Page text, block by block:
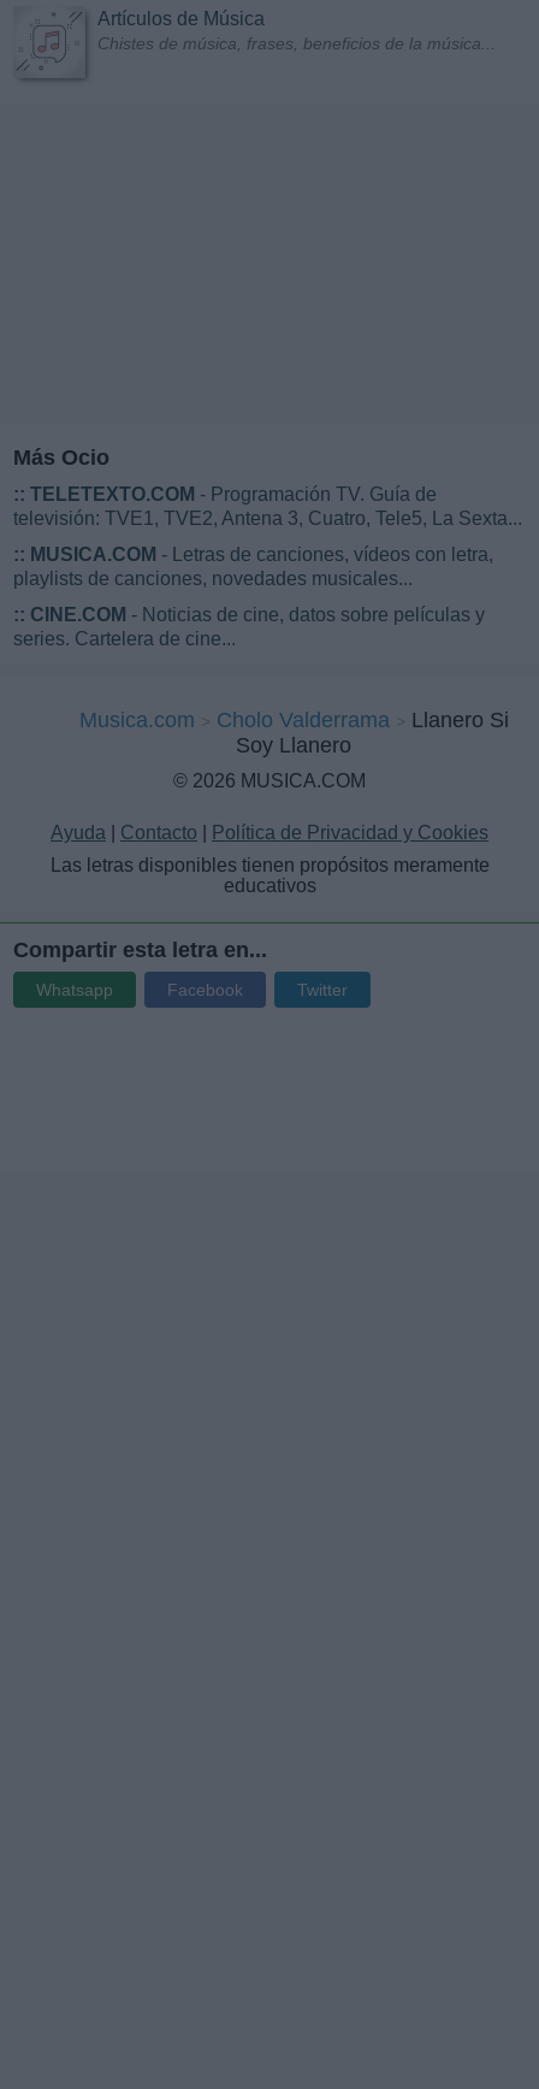
Artículos de Música
Chistes de música, frases, beneficios de la música...
Más Ocio
:: TELETEXTO.COM - Programación TV. Guía de
televisión: TVE1, TVE2, Antena 3, Cuatro, Tele5, La Sexta...
:: MUSICA.COM - Letras de canciones, vídeos con letra,
playlists de canciones, novedades musicales...
:: CINE.COM - Noticias de cine, datos sobre películas y
series. Cartelera de cine...
Musica.com Cholo Valderrama
Llanero Si
Soy Llanero
© 2026 MUSICA.COM
Ayuda Contacto
Política de Privacidad y Cookies
Las letras disponibles tienen propósitos meramente
educativos
Compartir esta letra en...
Whatsapp Facebook Twitter